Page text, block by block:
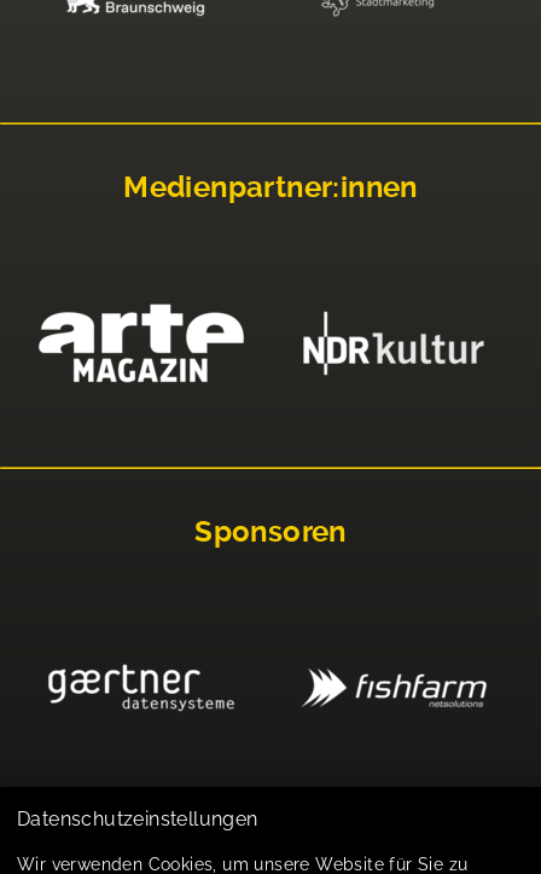
Medienpartner:innen
Sponsoren
Impressum
Datenschutzeinstellungen
Wir verwenden Cookies, um unsere Website für Sie zu